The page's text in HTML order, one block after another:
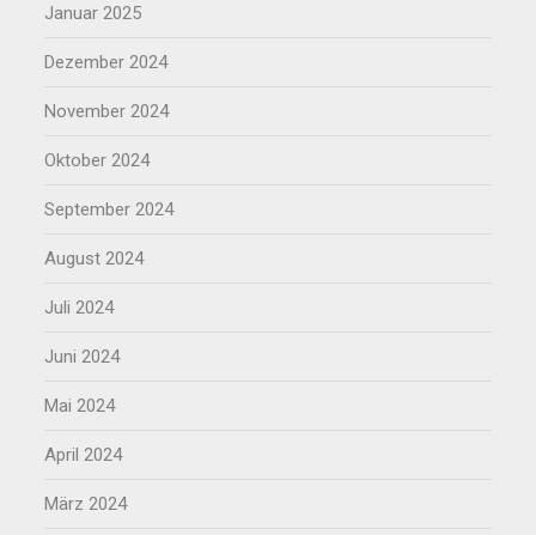
Januar 2025
Dezember 2024
November 2024
Oktober 2024
September 2024
August 2024
Juli 2024
Juni 2024
Mai 2024
April 2024
März 2024